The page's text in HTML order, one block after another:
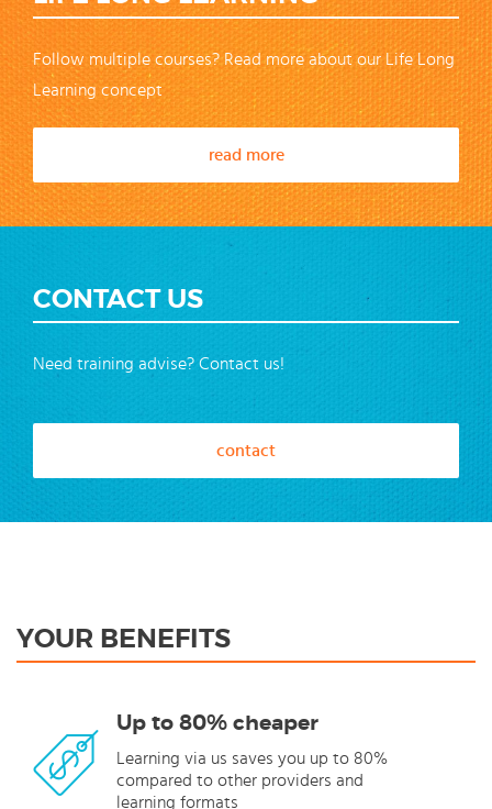
Follow multiple courses? Read more about our Life Long
Learning concept
read more
CONTACT US
Need training advise? Contact us!
contact
YOUR BENEFITS
Up to 80% cheaper
Learning via us saves you up to 80%
compared to other providers and
learning formats